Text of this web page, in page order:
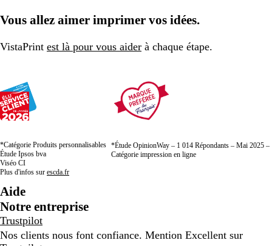
Vous allez aimer imprimer vos idées.
VistaPrint est là pour vous aider à chaque étape.
*Catégorie Produits personnalisables
Étude Ipsos bva
Viséo CI
Plus d'infos sur escda.fr
*Étude OpinionWay – 1 014 Répondants – Mai 2025 –
Catégorie impression en ligne
Aide
Notre entreprise
Trustpilot
Nos clients nous font confiance. Mention Excellent sur